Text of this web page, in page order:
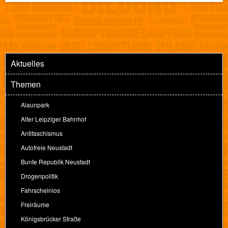
Aktuelles
Themen
Alaunpark
Alter Leipziger Bahnhof
Antifaschismus
Autofreie Neustadt
Bunte Republik Neustadt
Drogenpolitik
Fahrscheinlos
Freiräume
Königsbrücker Straße